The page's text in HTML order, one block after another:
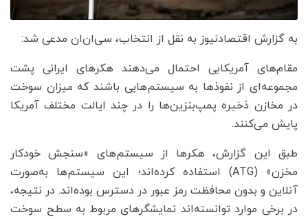
به گزارش اقتصادنیوز به نقل از انتخاب، ​سی‌ان‌ان مدعی شد:
مقام‌های آمریکایی احتمال می‌دهند هکرهای ایرانی پشت
مجموعه‌ای از نفوذها به سیستم‌هایی باشند که میزان سوخت
در مخازن ذخیره پمپ‌بنزین‌ها را در چند ایالت مختلف آمریکا
پایش می‌کنند.
طبق این گزارش، هکرها از سیستم‌های «سنجش خودکار
مخزن» (ATG) استفاده کرده‌اند؛ این سیستم‌ها به‌صورت
آنلاین و بدون محافظت رمز عبور در دسترس بوده‌اند. در نتیجه،
در برخی موارد توانسته‌اند نمایشگرهای مربوط به سطح سوخت